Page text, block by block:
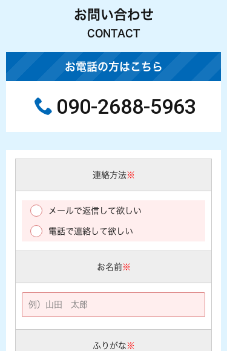
お問い合わせ
CONTACT
お電話の方はこちら
090-2688-5963
連絡方法※
メールで返信して欲しい
電話で連絡して欲しい
お名前※
ふりがな ※